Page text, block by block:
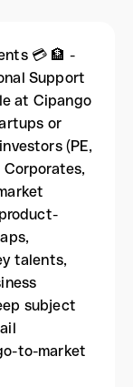
💳 🏦 -
Support
at Cipango
or
(PE,
talents,
subject
to-market